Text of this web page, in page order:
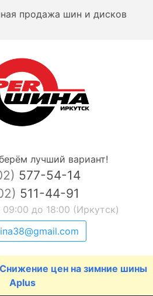
продажа шин и дисков
лучший вариант!
577-54-14
511-44-91
до 18:00 (Иркутск)
Снижение цен на зимние шины
Aplus